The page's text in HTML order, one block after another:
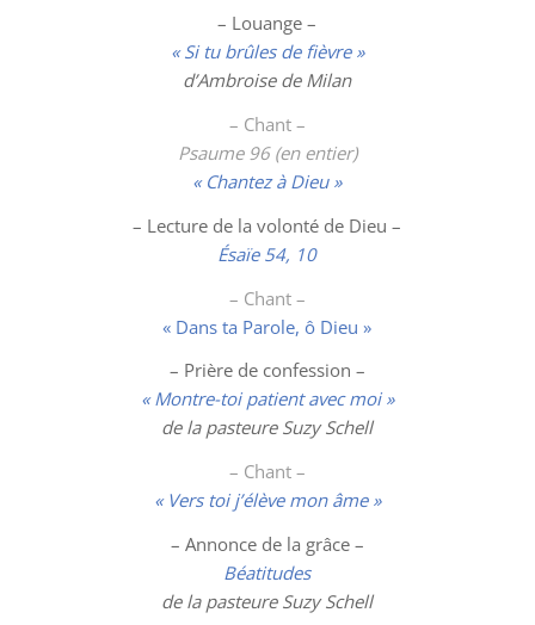
– Louange–
« Si tu brûles de fièvre »
d’Ambroise de Milan
– Chant –
Psaume 96 (en entier)
« Chantez à Dieu »
– Lecture de la volonté de Dieu –
Ésaïe 54, 10
– Chant –
« Dans ta Parole, ô Dieu »
– Prière de confession –
« Montre-toi patient avec moi »
de la pasteure Suzy Schell
– Chant –
« Vers toi j’élève mon âme »
– Annonce de la grâce –
Béatitudes
de la pasteure Suzy Schell